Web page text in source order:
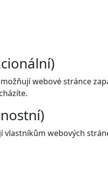
webové stránce
vlastníkům webových